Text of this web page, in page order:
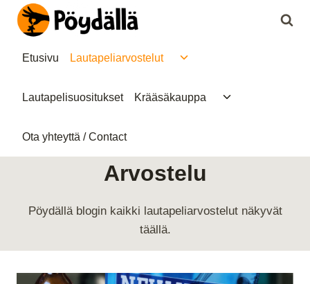
Siirry
sisältöön
Etusivu Lautapeliarvostelut
Lautapelisuositukset Krääsäkauppa
Ota yhteyttä / Contact
Arvostelu
Pöydällä blogin kaikki lautapeliarvostelut näkyvät
täällä.